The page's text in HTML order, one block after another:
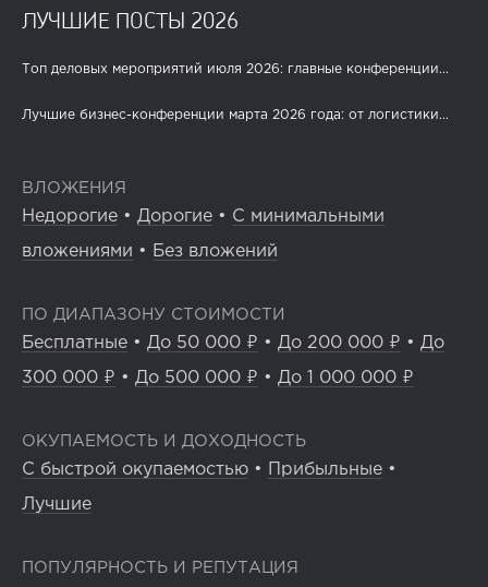
ЛУЧШИЕ ПОСТЫ 2026
Топ деловых мероприятий июля 2026: главные конференции...
Лучшие бизнес-конференции марта 2026 года: от логистики...
ВЛОЖЕНИЯ
Недорогие • Дорогие • С минимальными
вложениями • Без вложений
ПО ДИАПАЗОНУ СТОИМОСТИ
Бесплатные • До 50 000 ₽ • До 200 000 ₽ • До
300 000 ₽ • До 500 000 ₽ • До 1 000 000 ₽
ОКУПАЕМОСТЬ И ДОХОДНОСТЬ
С быстрой окупаемостью • Прибыльные •
Лучшие
ПОПУЛЯРНОСТЬ И РЕПУТАЦИЯ